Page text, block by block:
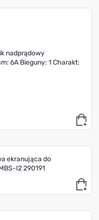
nadprądowy
6A Bieguny: 1 Charakt:
ekranująca do
I2 290191